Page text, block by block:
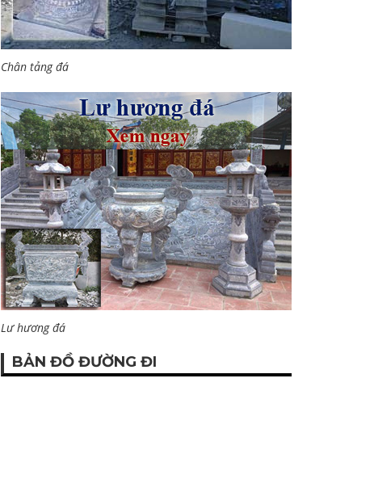
Chân tảng đá
Lư hương đá
BẢN ĐỒ ĐƯỜNG ĐI